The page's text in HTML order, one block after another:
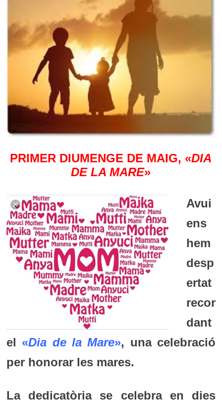
PRIMER DIUMENGE DE MAIG, «DIA
DE LA MARE»
Avui
ens
hem
desp
ertat
recor
dant
el «Dia de la Mare», una celebració
per honorar les mares.
La dedicatòria se celebra en dies